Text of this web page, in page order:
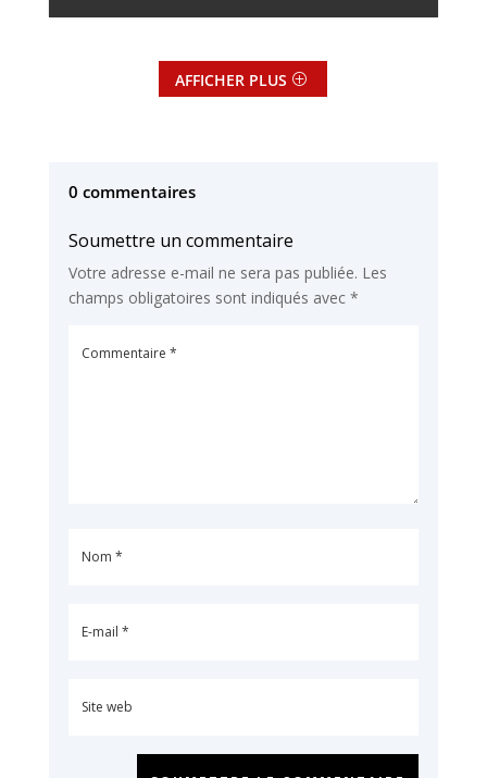
AFFICHER PLUS
0 commentaires
Soumettre un commentaire
Votre adresse e-mail ne sera pas publiée. Les
champs obligatoires sont indiqués avec *